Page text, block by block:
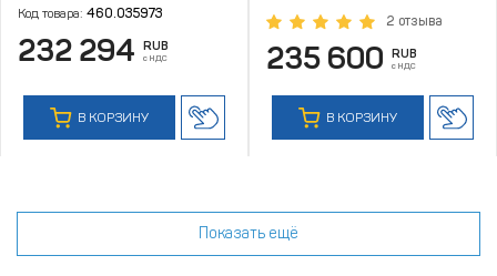
Код товара: 460.035973
232 294 RUB
с НДС
В КОРЗИНУ
2 отзыва
235 600 RUB
с НДС
В КОРЗИНУ
Показать ещё